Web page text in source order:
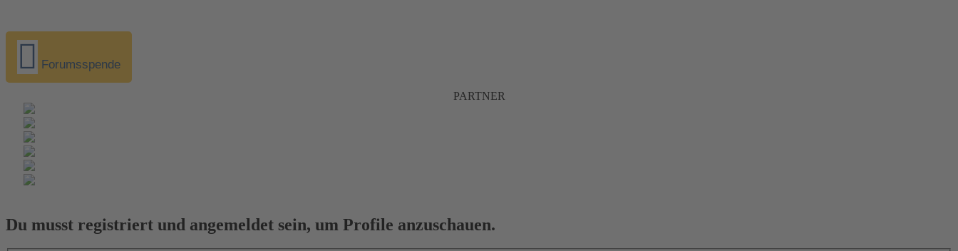
Forumsspende
PARTNER
Du musst registriert und angemeldet sein, um Profile anzuschauen.